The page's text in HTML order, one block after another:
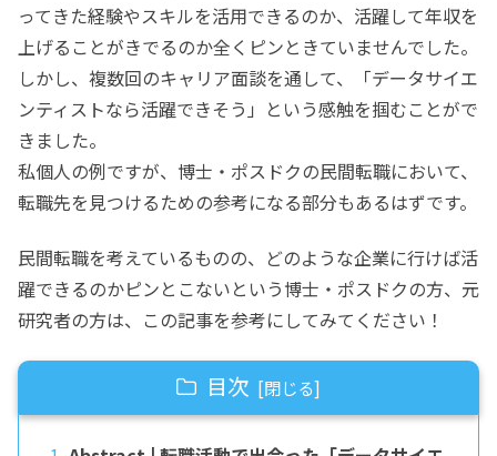
ってきた経験やスキルを活用できるのか、活躍して年収を
上げることがきでるのか全くピンときていませんでした。
しかし、複数回のキャリア面談を通して、「データサイエ
ンティストなら活躍できそう」という感触を掴むことがで
きました。
私個人の例ですが、博士・ポスドクの民間転職において、
転職先を見つけるための参考になる部分もあるはずです。
民間転職を考えているものの、どのような企業に行けば活
躍できるのかピンとこないという博士・ポスドクの方、元
研究者の方は、この記事を参考にしてみてください！
目次